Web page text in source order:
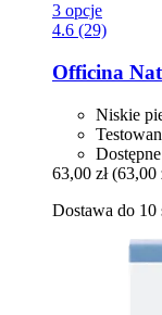
3 opcje
4.6 (29)
Officina
Niskie
63,00 zł (63,00
Dostawa do 10